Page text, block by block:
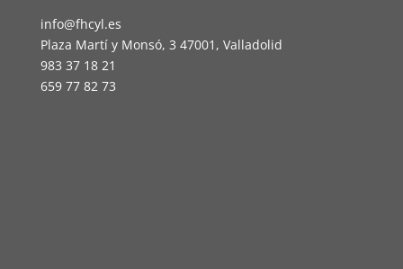
info@fhcyl.es
Plaza Martí y Monsó, 3 47001, Valladolid
983 37 18 21
659 77 82 73